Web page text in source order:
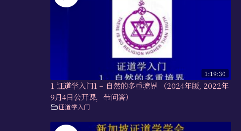
1:19:30
1 证道学入门1 – 自然的多重境界 （2024年版, 2022年
9月4日公开课，带问答）
证道学入门